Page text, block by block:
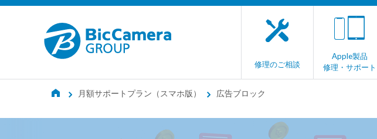
修理のご相談 (current)
Apple製品
修理・サポート
月額サポートプラン（スマホ版） 広告ブロック